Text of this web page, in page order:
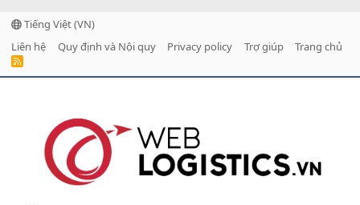
Tiếng Việt (VN)
Liên hệ
Quy định và Nội quy Privacy policy Trợ giúp Trang chủ
R